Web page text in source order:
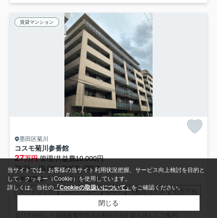
賃貸マンション
墨田区菊川
コスモ菊川参番館
27万円管理/共益費10,000円
79.08㎡ (3LDK) /築29年 /7階建
半蔵門線「住吉」駅 徒歩9分
オートロック エレベーター CATV 宅配ボックス 公共下水
エリア特化した地域密着型担当が初めて住む駅も詳しくご案内
当サイトでは、お客様の当サイト利用状況把握、サービス向上検討を目的と
して、クッキー（Cookie）を使用しています。
詳しくは、当社の「Cookieの取扱いについて」をご確認ください。
閉じる